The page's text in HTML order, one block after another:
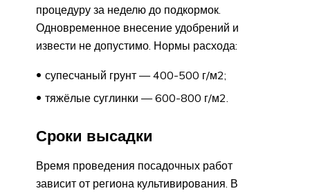
процедуру за неделю до подкормок.
Одновременное внесение удобрений и
извести не допустимо. Нормы расхода:
супесчаный грунт — 400-500 г/м2;
тяжёлые суглинки — 600-800 г/м2.
Сроки высадки
Время проведения посадочных работ
зависит от региона культивирования. В